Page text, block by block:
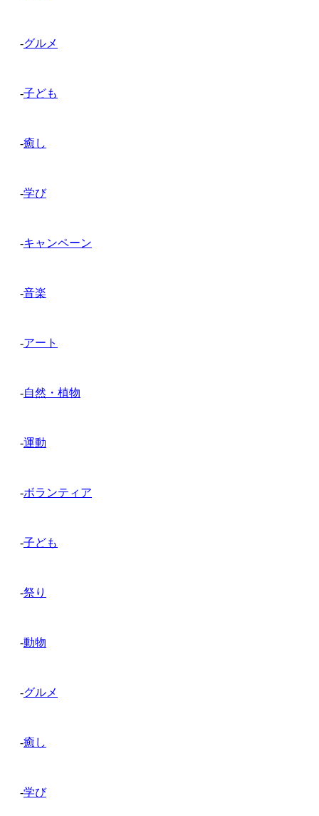
-グルメ
-子ども
-癒し
-学び
-キャンペーン
-音楽
-アート
-自然・植物
-運動
-ボランティア
-子ども
-祭り
-動物
-グルメ
-癒し
-学び